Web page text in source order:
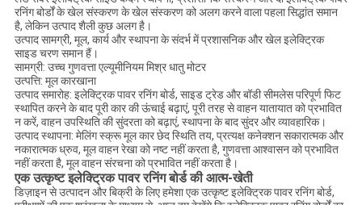
रनिंग बोर्डों के खेल संस्करण के खेल संस्करण को अलग करने वाला पहला सिद्धांत समान
है, लेकिन उत्पाद शैली कुछ अलग है।
उत्पाद सामग्री, मूल, कार्य और स्थापना के संदर्भ में प्रशासनिक और खेल इलेक्ट्रिक
साइड चरण समान हैं।
सामग्री: उच्च गुणवत्ता एल्यूमीनियम मिश्र धातु मोटर
उत्पत्ति: मूल कारखाना
उत्पाद समारोह: इलेक्ट्रिक पावर रनिंग बोर्ड, साइड ट्रेड और बॉडी सीमलेस परिपूर्ण फिट
स्थापित करने के बाद पूरी कार की ऊंचाई बढ़ाएं, पूरी तरह से वाहन यातायात को प्रभावित
न करें, वाहन उपस्थिति की सुंदरता को बढ़ाएं, स्थापना के बाद सुंदर और व्यावहारिक।
उत्पाद स्थापना: मेलिंग स्क्रू मूल कार छेद स्थिति तय, प्रत्यक्ष कनेक्शन सकारात्मक और
नकारात्मक ध्रुव, मूल वाहन रेखा को नष्ट नहीं करता है, गुणवत्ता आश्वासन को प्रभावित
नहीं करता है, मूल वाहन संरचना को प्रभावित नहीं करता है।
एक उत्कृष्ट इलेक्ट्रिक पावर रनिंग बोर्ड की आत्म-खेती
डिज़ाइन से उत्पादन और बिक्री के लिए हमेशा एक उत्कृष्ट इलेक्ट्रिक पावर रनिंग बोर्ड,